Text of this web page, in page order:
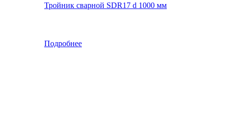
Тройник сварной SDR17 d 1000 мм
Подробнее